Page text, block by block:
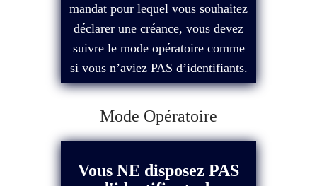
mandat pour lequel vous souhaitez
déclarer une créance, vous devez
suivre le mode opératoire comme
si vous n’aviez PAS d’identifiants.
Mode Opératoire
Vous NE disposez PAS